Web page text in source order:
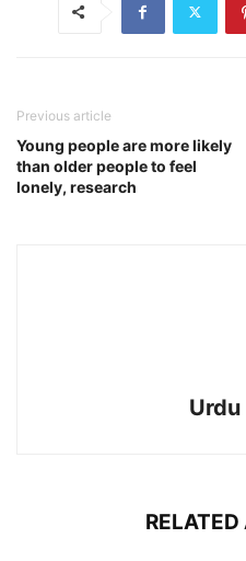
Previous article
Young people are more likely
than older people to feel
lonely, research
Urdu